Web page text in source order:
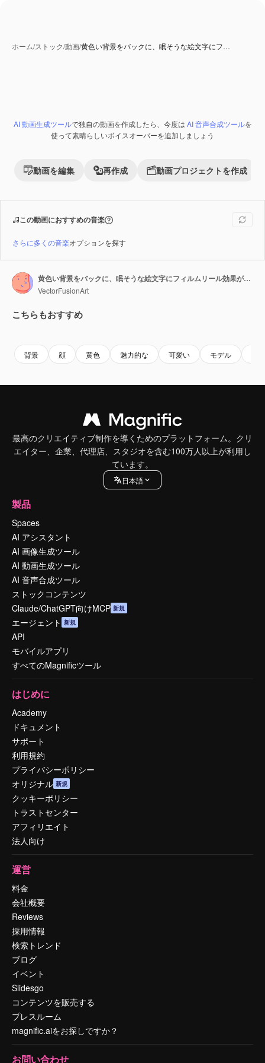
ホーム/ストック/動画/黄色い背景をバックに、眠そうな絵文字にフ…
PremiumAI 生成コンテンツ
AI 動画生成ツールで独自の動画を作成したら、今度は AI 音声合成ツールを
使って素晴らしいボイスオーバーを追加しましょう
動画を編集 再作成 動画プロジェクトを作成
この動画におすすめの音楽
さらに多くの音楽オプションを探す
黄色い背景をバックに、眠そうな絵文字にフィルムリール効果が重なるデジタルアニメーション。
VectorFusionArt
こちらもおすすめ
背景 顔 黄色 魅力的な 可愛い モデル
最高のクリエイティブ制作を導くためのプラットフォーム。クリ
エイター、企業、代理店、スタジオを含む100万人以上が利用し
ています。
日本語
製品
Spaces
AI アシスタント
AI 画像生成ツール
AI 動画生成ツール
AI 音声合成ツール
ストックコンテンツ
Claude/ChatGPT向けMCP 新規
エージェント 新規
API
モバイルアプリ
すべてのMagnificツール
はじめに
Academy
ドキュメント
サポート
利用規約
プライバシーポリシー
オリジナル 新規
クッキーポリシー
トラストセンター
アフィリエイト
法人向け
運営
料金
会社概要
Reviews
採用情報
検索トレンド
ブログ
イベント
Slidesgo
コンテンツを販売する
プレスルーム
magnific.aiをお探しですか？
お問い合わせ